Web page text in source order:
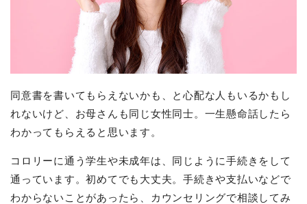
同意書を書いてもらえないかも、と心配な人もいるかもし
れないけど、お母さんも同じ女性同士。一生懸命話したら
わかってもらえると思います。
コロリーに通う学生や未成年は、同じように手続きをして
通っています。初めてでも大丈夫。手続きや支払いなどで
わからないことがあったら、カウンセリングで相談してみ